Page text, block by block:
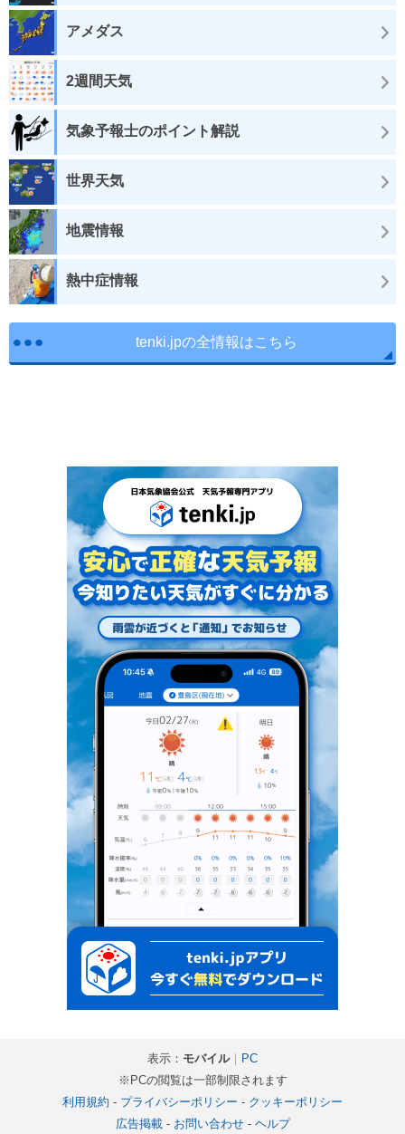
アメダス
2週間天気
気象予報士のポイント解説
世界天気
地震情報
熱中症情報
tenki.jpの全情報はこちら
表示： モバイル｜ PC
※PCの閲覧は一部制限されます
利用規約 - プライバシーポリシー - クッキーポリシー
広告掲載- お問い合わせ- ヘルプ